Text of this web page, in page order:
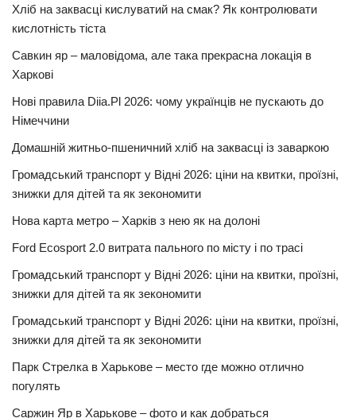
Хліб на заквасці кислуватий на смак? Як контролювати
кислотність тіста
Савкин яр – маловідома, але така прекрасна локація в
Харкові
Нові правила Diia.Pl 2026: чому українців не пускають до
Німеччини
Домашній житньо-пшеничний хліб на заквасці із заваркою
Громадський транспорт у Відні 2026: ціни на квитки, проїзні,
знижки для дітей та як зекономити
Нова карта метро – Харків з нею як на долоні
Ford Ecosport 2.0 витрата пального по місту і по трасі
Громадський транспорт у Відні 2026: ціни на квитки, проїзні,
знижки для дітей та як зекономити
Громадський транспорт у Відні 2026: ціни на квитки, проїзні,
знижки для дітей та як зекономити
Парк Стрелка в Харькове – место где можно отлично
погулять
Саржин Яр в Харькове – фото и как добраться